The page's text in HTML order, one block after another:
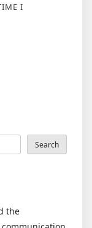
I
Search
the